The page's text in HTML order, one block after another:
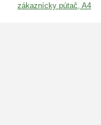
zákaznícky pútač, A4